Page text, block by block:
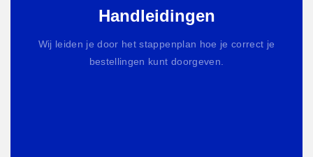
Handleidingen
Wij leiden je door het stappenplan hoe je correct je
bestellingen kunt doorgeven.